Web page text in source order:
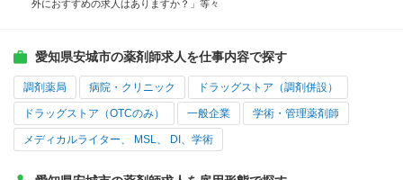
外におすすめの求人はありますか？」等々
愛知県安城市の薬剤師求人を仕事内容で探す
調剤薬局 病院・クリニック ドラッグストア（調剤併設）
ドラッグストア（OTCのみ） 一般企業 学術・管理薬剤師
メディカルライター、 MSL、 DI、学術